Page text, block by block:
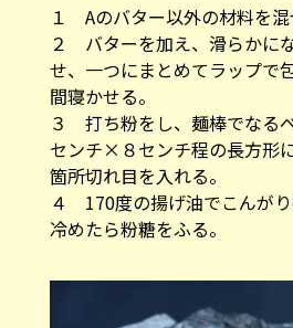
１ Aのバター以外の材料を混
２ バターを加え、滑らかに
せ、一つにまとめてラップで
間寝かせる。
３ 打ち粉をし、麺棒でなる
センチ×８センチ程の長方形
箇所切れ目を入れる。
４ 170度の揚げ油でこんがり
冷めたら粉糖をふる。